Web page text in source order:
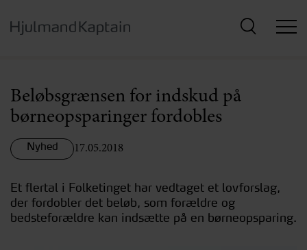
hovedindhold
Beløbsgrænsen for indskud på
børneopsparinger fordobles
Nyhed 17.05.2018
Et flertal i Folketinget har vedtaget et lovforslag,
der fordobler det beløb, som forældre og
bedsteforældre kan indsætte på en børneopsparing.